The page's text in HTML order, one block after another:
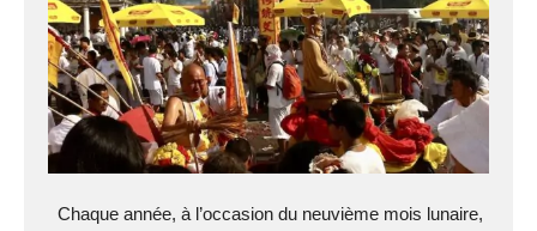
Chaque année, à l’occasion du neuvième mois lunaire,